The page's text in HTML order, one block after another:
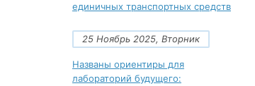
единичных транспортных средств
25 Ноябрь 2025, Вторник
Названы ориентиры для
лабораторий будущего: